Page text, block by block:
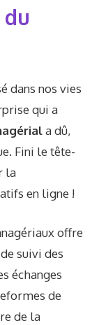
dans nos vies
qui a
a dû,
Fini le tête-
la
en ligne !
offre
suivi des
échanges
de
de la